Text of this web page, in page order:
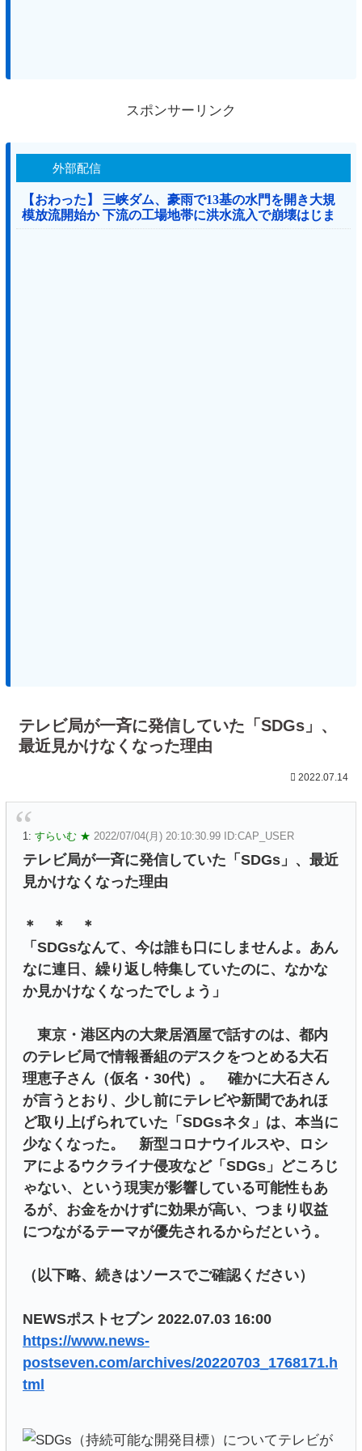
スポンサーリンク
外部配信
【おわった】 三峡ダム、豪雨で13基の水門を開き大規
模放流開始か 下流の工場地帯に洪水流入で崩壊はじま
る
テレビ局が一斉に発信していた「SDGs」、
最近見かけなくなった理由
2022.07.14
1: すらいむ ★ 2022/07/04(月) 20:10:30.99 ID:CAP_USER
テレビ局が一斉に発信していた「SDGs」、最近
見かけなくなった理由
＊ ＊ ＊
「SDGsなんて、今は誰も口にしませんよ。あん
なに連日、繰り返し特集していたのに、なかな
か見かけなくなったでしょう」
東京・港区内の大衆居酒屋で話すのは、都内
のテレビ局で情報番組のデスクをつとめる大石
理恵子さん（仮名・30代）。 確かに大石さん
が言うとおり、少し前にテレビや新聞であれほ
ど取り上げられていた「SDGsネタ」は、本当に
少なくなった。 新型コロナウイルスや、ロシ
アによるウクライナ侵攻など「SDGs」どころじ
ゃない、という現実が影響している可能性もあ
るが、お金をかけずに効果が高い、つまり収益
につながるテーマが優先されるからだという。
（以下略、続きはソースでご確認ください）
NEWSポストセブン 2022.07.03 16:00
https://www.news-
postseven.com/archives/20220703_1768171.h
tml